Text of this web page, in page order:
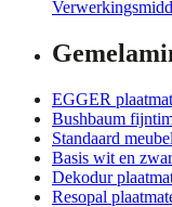
EGGER
Bushbaum
Standaard
Basis wit en
Dekodur
Resopal